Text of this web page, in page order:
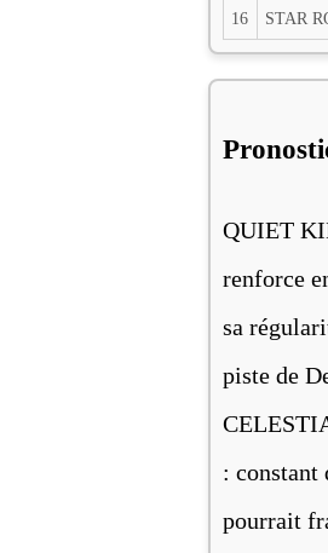
16 STAR
QUIET
renforce
sa
piste de
: constant
pourrait